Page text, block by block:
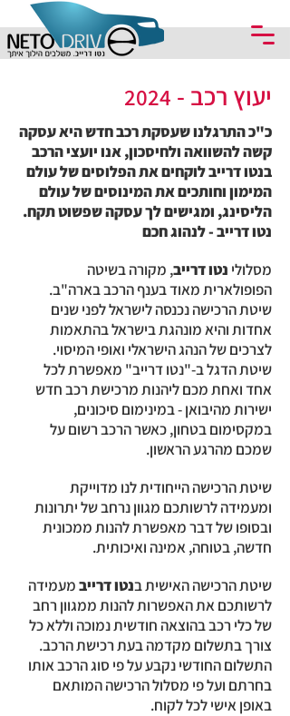
יעוץ רכב - 2024
כ"כ התרגלנו שעסקת רכב חדש היא עסקה
קשה להשוואה ולחיסכון, אנו יועצי הרכב
בנטו דרייב לוקחים את הפלוסים של עולם
המימון וחותכים את המינוסים של עולם
הליסינג, ומגישים לך עסקה שפשוט תקח.
נטו דרייב - לנהוג חכם
מסלולי נטו דרייב, מקורה בשיטה
הפופולארית מאוד בענף הרכב בארה"ב.
שיטת הרכישה נכנסה לישראל לפני שנים
אחדות והיא מונהגת בישראל בהתאמות
לצרכים של הנהג הישראלי ואופי המיסוי.
שיטת הדגל ב-"נטו דרייב" מאפשרת לכל
אחד ואחת מכם ליהנות מרכישת רכב חדש
ישירות מהיבואן - במינימום סיכונים,
במקסימום בטחון, כאשר הרכב רשום על
שמכם מהרגע הראשון.
שיטת הרכישה הייחודית לנו מדוייקת
ומעמידה לרשותכם מגוון נרחב של יתרונות
ובסופו של דבר מאפשרת להנות ממכונית
חדשה, בטוחה, אמינה ואיכותית.
שיטת הרכישה האישית בנטו דרייבמעמידה
לרשותכם את האפשרות להנות ממגוון רחב
של כלי רכב בהוצאה חודשית נמוכה וללא כל
צורך בתשלום מקדמה בעת רכישת הרכב.
התשלום החודשי נקבע על פי סוג הרכב אותו
בחרתם ועל פי מסלול הרכישה המותאם
באופן אישי לכל לקוח.